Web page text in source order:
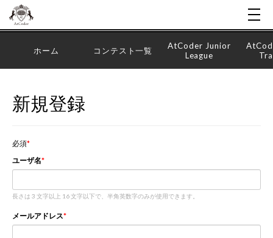
ホーム コンテスト一覧
AtCoder Junior
League
新規登録
必須
ユーザ名
長さは 3 文字以上 16 文字以下で、半角英数字のみが使用できます。
メールアドレス